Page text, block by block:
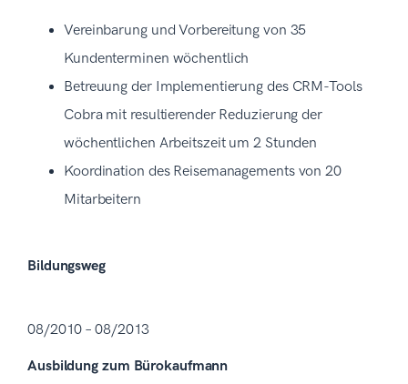
Vereinbarung und Vorbereitung von 35
Kundenterminen wöchentlich
Betreuung der Implementierung des CRM-Tools
Cobra mit resultierender Reduzierung der
wöchentlichen Arbeitszeit um 2 Stunden
Koordination des Reisemanagements von 20
Mitarbeitern
Bildungsweg
08/2010 – 08/2013
Ausbildung zum Bürokaufmann